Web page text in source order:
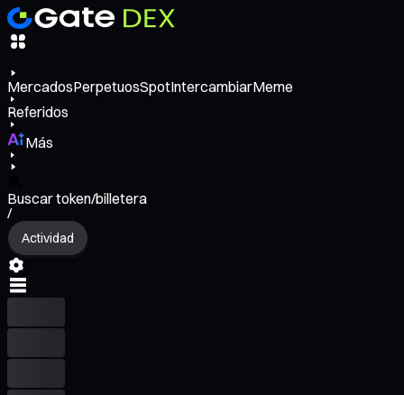
MercadosPerpetuosSpotIntercambiarMeme
Referidos
Más
Buscar token/billetera
/
Actividad